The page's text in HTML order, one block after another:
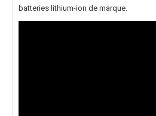
batteries lithium-ion de marque.